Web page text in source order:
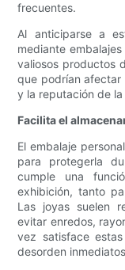
frecuentes.
Al anticiparse a
mediante
valiosos productos
que podrían afectar
y la reputación de la
Facilita el
El embalaje
para protegerla
cumple una
exhibición, tanto
Las joyas suelen
evitar enredos,
vez satisface
desorden